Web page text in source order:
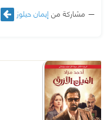
مشاركة من إيمان حيلوز